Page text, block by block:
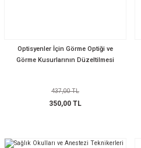
Optisyenler İçin Görme Optiği ve
Görme Kusurlarının Düzeltilmesi
437,00 TL
350,00 TL